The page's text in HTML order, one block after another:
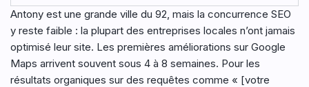
Antony est une grande ville du 92, mais la concurrence SEO
y reste faible : la plupart des entreprises locales n’ont jamais
optimisé leur site. Les premières améliorations sur Google
Maps arrivent souvent sous 4 à 8 semaines. Pour les
résultats organiques sur des requêtes comme « [votre